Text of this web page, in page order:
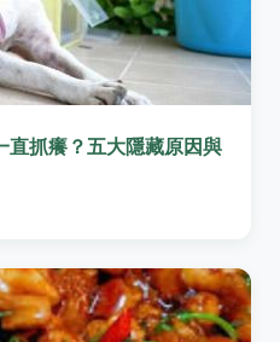
直抓癢？五大隱藏原因與